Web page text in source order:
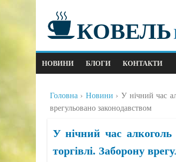
КОВЕЛЬ
НОВИНИ БЛОГИ КОНТАКТИ
Головна Новини
У нічний час
врегульовано законодавством
У нічний час алкоголь
торгівлі. Заборону